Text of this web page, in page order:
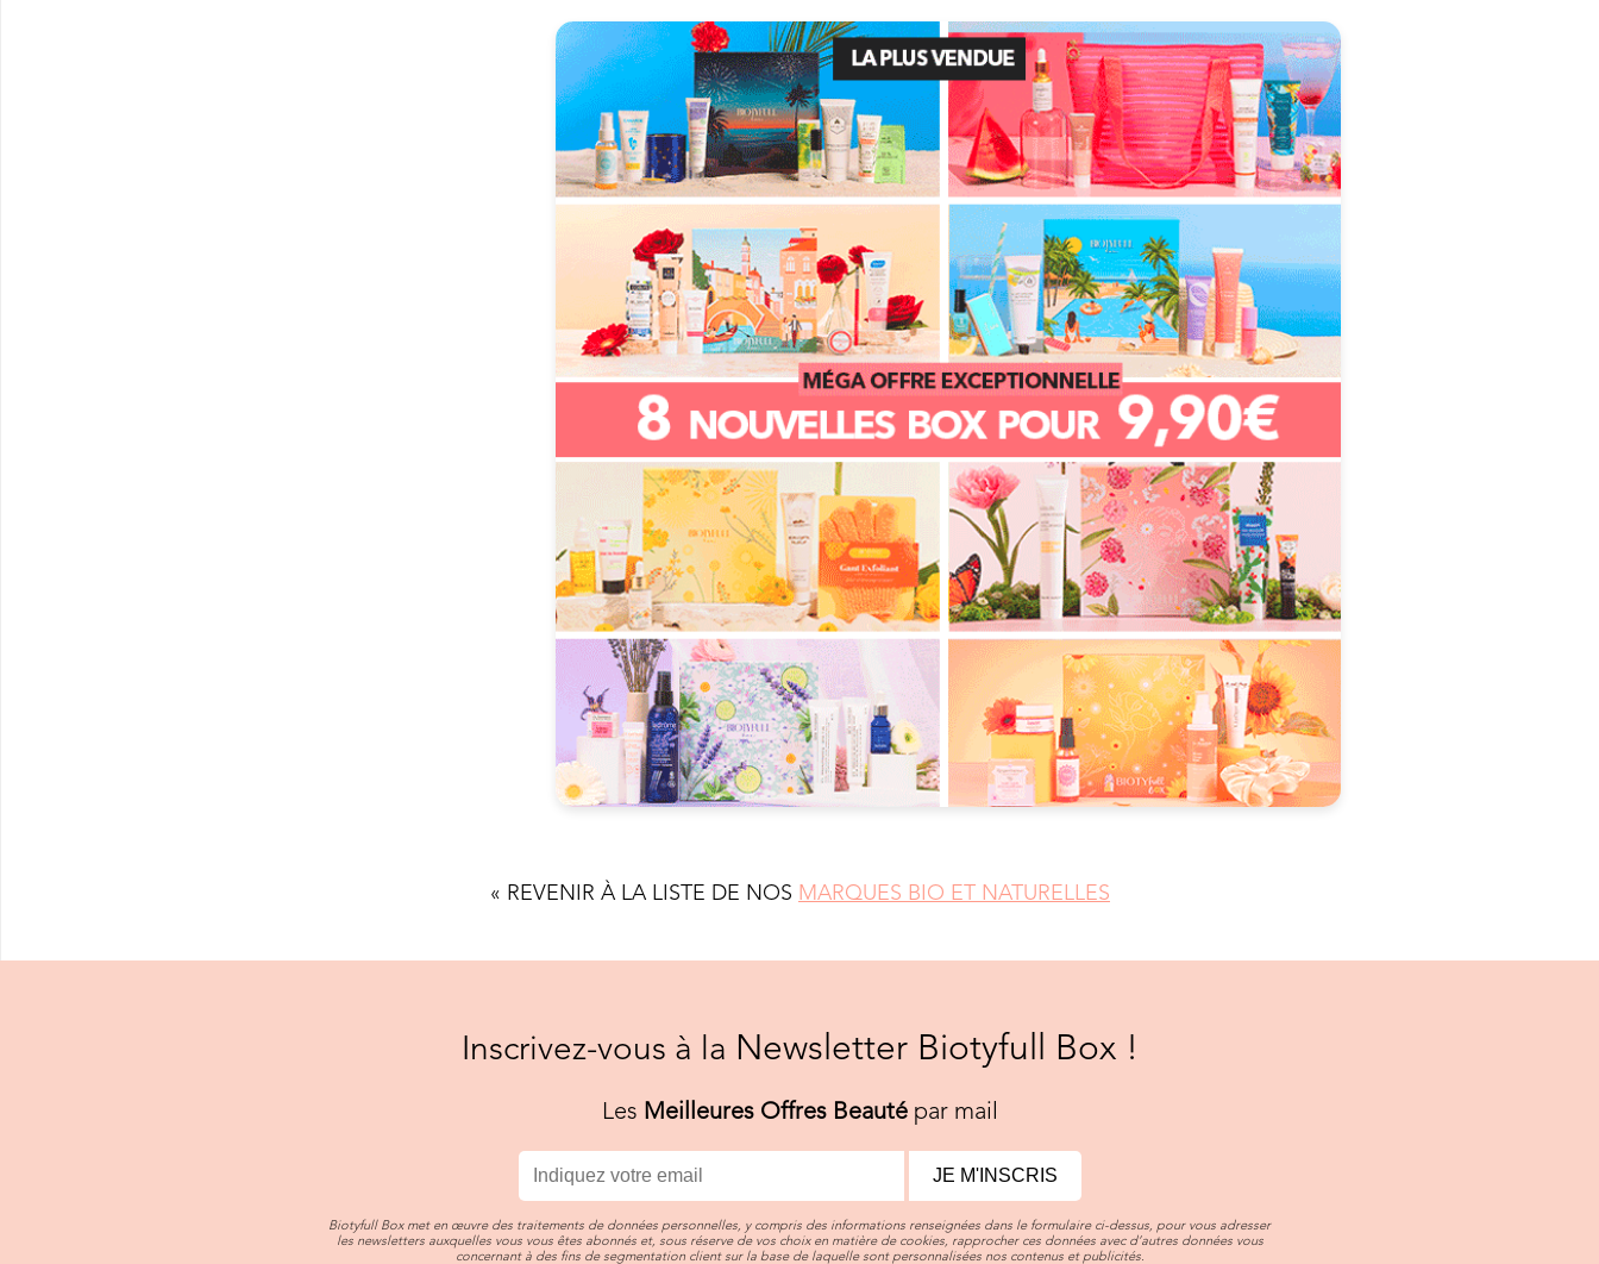
« REVENIR À LA LISTE DE NOS MARQUES BIO ET NATURELLES
Inscrivez-vous à la Newsletter Biotyfull Box !
Les Meilleures Offres Beautépar mail
JE M'INSCRIS
Biotyfull Box met en œuvre des traitements de données personnelles, y compris des informations renseignées dans le formulaire ci-dessus, pour vous adresser
les newsletters auxquelles vous vous êtes abonnés et, sous réserve de vos choix en matière de cookies, rapprocher ces données avec d’autres données vous
concernant à des fins de segmentation client sur la base de laquelle sont personnalisées nos contenus et publicités.